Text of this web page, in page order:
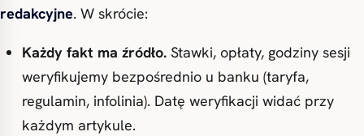
redakcyjne. W skrócie:
Każdy fakt ma źródło. Stawki, opłaty, godziny sesji
weryfikujemy bezpośrednio u banku (taryfa,
regulamin, infolinia). Datę weryfikacji widać przy
każdym artykule.